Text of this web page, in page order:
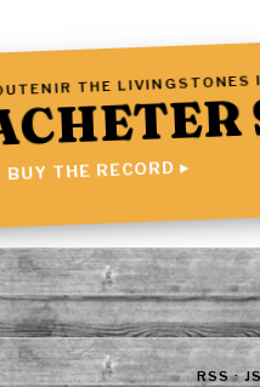
THE LIVINGSTONES
BUY THE RECORD ▸
RSS·